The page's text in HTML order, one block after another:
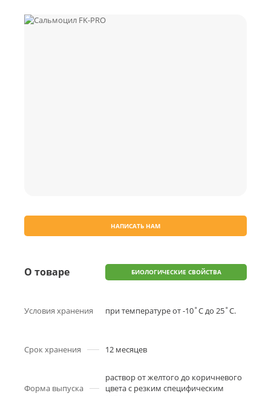
О товаре БИОЛОГИЧЕСКИЕ СВОЙСТВА
Условия хранения при температуре от -10˚С до 25˚С.
Срок хранения 12 месяцев
Форма выпуска
раствор от желтого до коричневого
цвета с резким специфическим
НАПИСАТЬ НАМ